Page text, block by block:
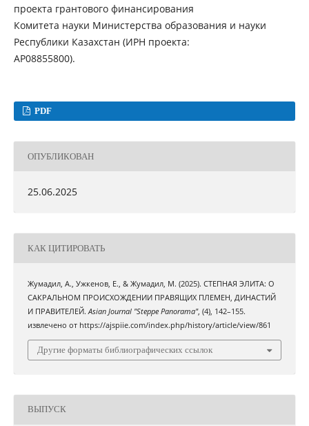
проекта грантового финансирования
Комитета науки Министерства образования и науки
Республики Казахстан (ИРН проекта:
АР08855800).
PDF
ОПУБЛИКОВАН
25.06.2025
КАК ЦИТИРОВАТЬ
Жумадил, А., Ужкенов, Е., & Жумадил, М. (2025). СТЕПНАЯ ЭЛИТА: О
САКРАЛЬНОМ ПРОИСХОЖДЕНИИ ПРАВЯЩИХ ПЛЕМЕН, ДИНАСТИЙ
И ПРАВИТЕЛЕЙ.Asian Journal "Steppe Panorama", (4), 142–155.
извлечено от https://ajspiie.com/index.php/history/article/view/861
Другие форматы библиографических ссылок
ВЫПУСК